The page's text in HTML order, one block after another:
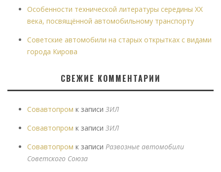
Особенности технической литературы середины XX
века, посвящённой автомобильному транспорту
Советские автомобили на старых открытках с видами
города Кирова
СВЕЖИЕ КОММЕНТАРИИ
Совавтопром к записи ЗИЛ
Совавтопром к записи ЗИЛ
Совавтопром к записи Развозные автомобили
Советского Союза